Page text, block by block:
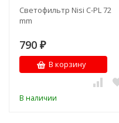
Светофильтр Nisi C-PL 72
mm
790 ₽
В корзину
В наличии